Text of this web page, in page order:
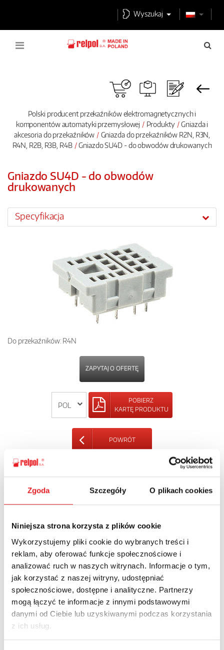
Zgoda Szczegóły O plikach cookies
Niniejsza strona korzysta z plików cookie
Wykorzystujemy pliki cookie do wybranych treści i
reklam, aby oferować funkcje społecznościowe i
analizować ruch w naszych witrynach. Informacje o tym,
jak korzystać z naszej witryny, udostępniać
społecznościowe, dostępne i analityczne. Partnerzy
mogą łączyć te informacje z innymi podstawowymi
danymi od Ciebie lub uzyskiwanymi podczas korzystania
z ich usług.
Wyszukaj
Polski producent przekaźników elektromagnetycznych i
komponentów automatyki przemysłowej
Produkty
Gniazda i
akcesoria do przekaźników
Gniazda do przekaźników R2N, R3N,
R4N, R2B, R3B, R4B
Gniazdo SU4D - do obwodów drukowanych
Gniazdo SU4D - do obwodów
drukowanych
Specyfikacja
Do przekaźników: R4N
ZAPYTAJ O OFERTĘ
POBIERZ
KARTĘ PRODUKTU
POWRÓT
Imię i nazwisko: *
Adres e-mail: *
Nazwa firmy:
Numer telefonu: